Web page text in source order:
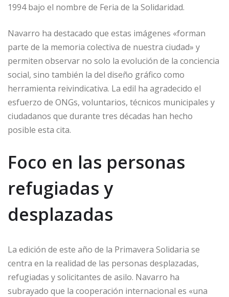
1994 bajo el nombre de Feria de la Solidaridad.
Navarro ha destacado que estas imágenes «forman
parte de la memoria colectiva de nuestra ciudad» y
permiten observar no solo la evolución de la conciencia
social, sino también la del diseño gráfico como
herramienta reivindicativa. La edil ha agradecido el
esfuerzo de ONGs, voluntarios, técnicos municipales y
ciudadanos que durante tres décadas han hecho
posible esta cita.
Foco en las personas
refugiadas y
desplazadas
La edición de este año de la Primavera Solidaria se
centra en la realidad de las personas desplazadas,
refugiadas y solicitantes de asilo. Navarro ha
subrayado que la cooperación internacional es «una